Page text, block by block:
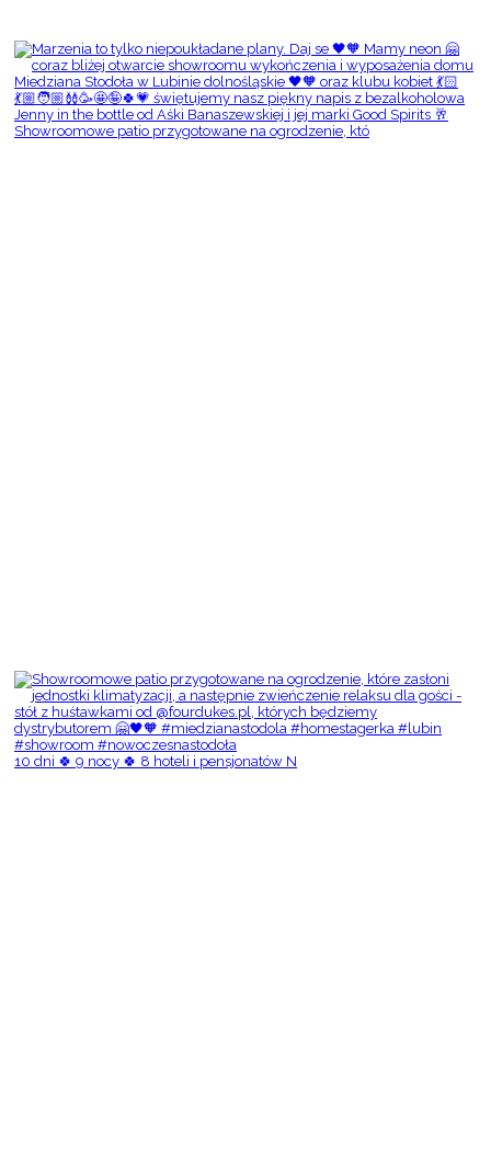
Showroomowe patio przygotowane na ogrodzenie, któ
10 dni 🍀 9 nocy 🍀 8 hoteli i pensjonatów N